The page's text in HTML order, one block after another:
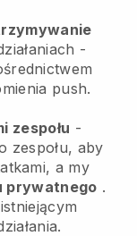
-
push.
zespołu -
zespołu, aby
a my
prywatnego .